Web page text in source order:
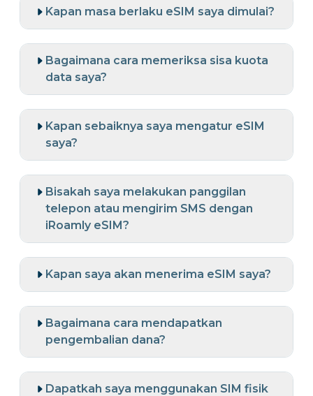
Kapan masa berlaku eSIM saya dimulai?
Bagaimana cara memeriksa sisa kuota
data saya?
Kapan sebaiknya saya mengatur eSIM
saya?
Bisakah saya melakukan panggilan
telepon atau mengirim SMS dengan
iRoamly eSIM?
Kapan saya akan menerima eSIM saya?
Bagaimana cara mendapatkan
pengembalian dana?
Dapatkah saya menggunakan SIM fisik